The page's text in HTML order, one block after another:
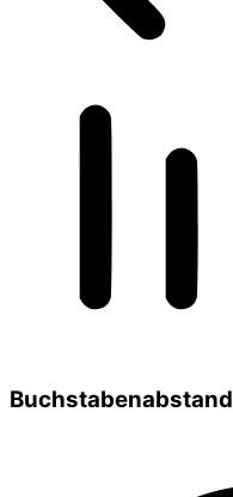
Buchstabenabstand